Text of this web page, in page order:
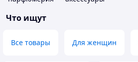
Что ищут
Все товары Для женщин